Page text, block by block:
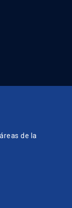
de la